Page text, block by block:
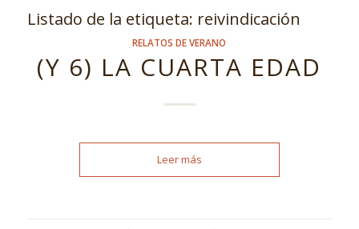
Listado de la etiqueta: reivindicación
RELATOS DE VERANO
(Y 6) LA CUARTA EDAD
Leer más